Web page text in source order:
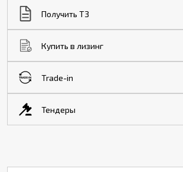
Получить ТЗ
Купить в лизинг
Trade-in
Тендеры